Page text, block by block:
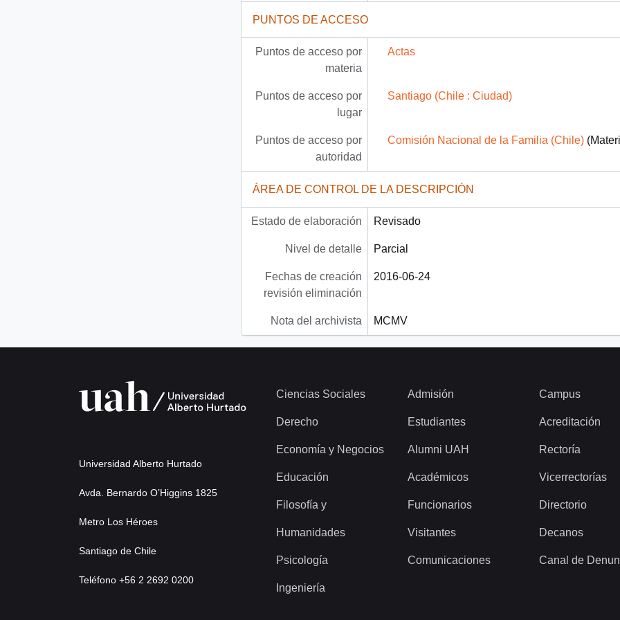
PUNTOS DE ACCESO
Puntos de acceso por
materia
Actas
Puntos de acceso por
lugar
Santiago (Chile : Ciudad)
Puntos de acceso por
autoridad
Comisión Nacional de la Familia (Chile)
ÁREA DE CONTROL DE LA DESCRIPCIÓN
Estado de elaboración Revisado
Nivel de detalle Parcial
Fechas de creación
revisión eliminación
2016-06-24
Nota del archivista MCMV
Universidad Alberto Hurtado
Avda. Bernardo O’Higgins 1825
Metro Los Héroes
Santiago de Chile
Teléfono +56 2 2692 0200
Ciencias Sociales
Derecho
Economía y Negocios
Educación
Filosofía y
Humanidades
Psicología
Ingeniería
Admisión
Estudiantes
Alumni UAH
Académicos
Funcionarios
Visitantes
Comunicaciones
Campus
Acreditación
Rectoría
Vicerrectorías
Directorio
Decanos
Canal de